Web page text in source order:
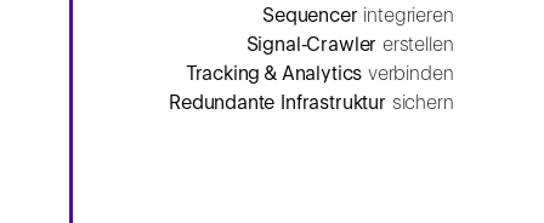
Sequencer integrieren
Signal‑Crawler erstellen
Tracking & Analytics verbinden
Redundante Infrastruktur sichern